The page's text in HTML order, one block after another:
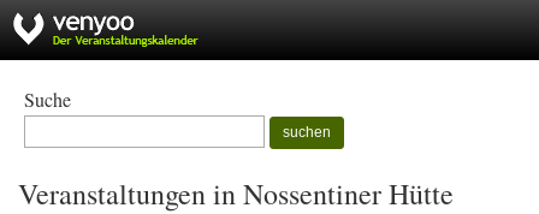
Suche
suchen
Veranstaltungen in Nossentiner Hütte